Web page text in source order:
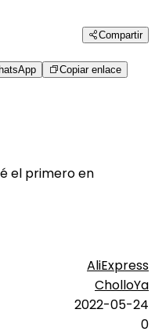
Compartir
Copiar enlace
el primero en
AliExpress
CholloYa
2022-05-24
0